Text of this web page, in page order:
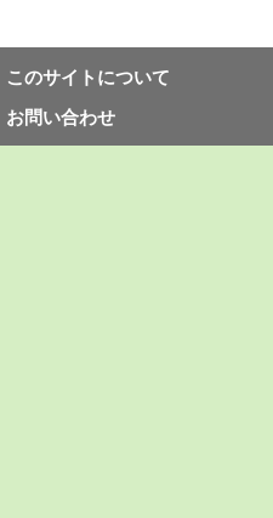
このサイトについて
お問い合わせ